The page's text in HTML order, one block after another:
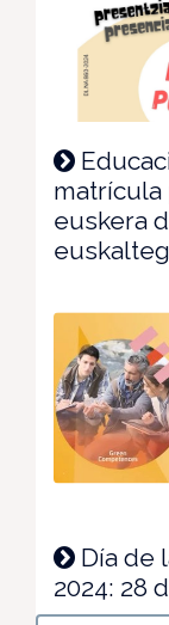
matrícula
euskera
Día de
2024: 28